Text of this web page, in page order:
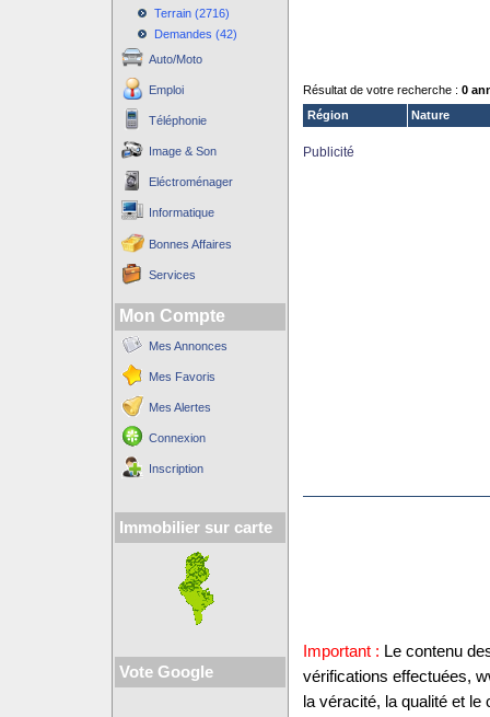
Terrain (2716)
Demandes (42)
Auto/Moto
Emploi
Téléphonie
Image & Son
Eléctroménager
Informatique
Bonnes Affaires
Services
Mon Compte
Mes Annonces
Mes Favoris
Mes Alertes
Connexion
Inscription
Immobilier sur carte
Vote Google
Résultat de votre recherche : 0
Région
Nature
Publicité
Important : Le contenu
vérifications effectuées,
la véracité, la qualité et